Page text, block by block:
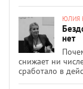
ЮЛИЯ
нет
снижает ни
сработало в